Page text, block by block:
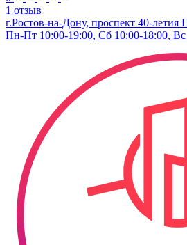
1 отзыв
г.Ростов-на-Дону, проспект 40-летия
Пн-Пт 10:00-19:00, Сб 10:00-18:00, Вс